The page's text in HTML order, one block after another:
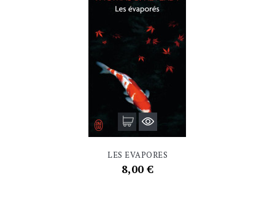
LES EVAPORES
Prix
8,00 €